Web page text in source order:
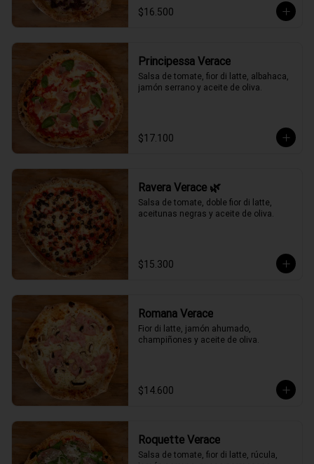
$16.500
Principessa Verace
Salsa de tomate, fior di latte, albahaca,
jamón serrano y aceite de oliva.
$17.100
Ravera Verace 🌿
Salsa de tomate, doble fior di latte,
aceitunas negras y aceite de oliva.
$15.300
Romana Verace
Fior di latte, jamón ahumado,
champiñones y aceite de oliva.
$14.600
Roquette Verace
Salsa de tomate, fior di latte, rúcula,